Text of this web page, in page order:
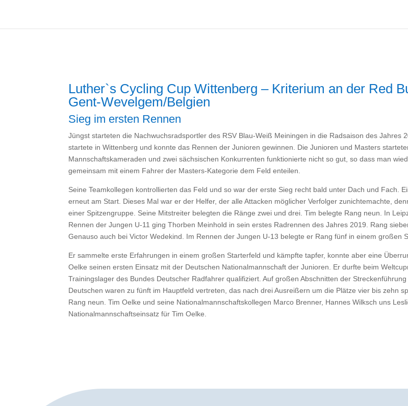
Luther`s Cycling Cup Wittenberg – Kriterium an der Red
Gent-Wevelgem/Belgien
Sieg im ersten Rennen
Jüngst starteten die Nachwuchsradsportler des RSV Blau-Weiß Meiningen in die Radsaison des Jahres
startete in Wittenberg und konnte das Rennen der Junioren gewinnen. Die Junioren und Masters
Mannschaftskameraden und zwei sächsischen Konkurrenten funktionierte nicht so gut, so dass man
gemeinsam mit einem Fahrer der Masters-Kategorie dem Feld enteilen.
Seine Teamkollegen kontrollierten das Feld und so war der erste Sieg recht bald unter Dach und Fach.
erneut am Start. Dieses Mal war er der Helfer, der alle Attacken möglicher Verfolger zunichtemachte,
einer Spitzengruppe. Seine Mitstreiter belegten die Ränge zwei und drei. Tim belegte Rang neun. In
Rennen der Jungen U-11 ging Thorben Meinhold in sein erstes Radrennen des Jahres 2019. Rang
Genauso auch bei Victor Wedekind. Im Rennen der Jungen U-13 belegte er Rang fünf in einem großen
Er sammelte erste Erfahrungen in einem großen Starterfeld und kämpfte tapfer, konnte aber eine
Oelke seinen ersten Einsatz mit der Deutschen Nationalmannschaft der Junioren. Er durfte beim
Trainingslager des Bundes Deutscher Radfahrer qualifiziert. Auf großen Abschnitten der
Deutschen waren zu fünft im Hauptfeld vertreten, das nach drei Ausreißern um die Plätze vier bis zehn
Rang neun. Tim Oelke und seine Nationalmannschaftskollegen Marco Brenner, Hannes Wilksch uns
Nationalmannschaftseinsatz für Tim Oelke.